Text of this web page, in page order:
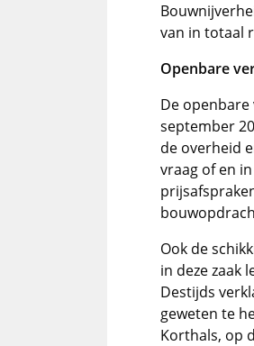
van in totaal
Openbare
De
september
de overheid
vraag of en
Ook de
in deze zaak
Destijds
geweten te
Korthals, op